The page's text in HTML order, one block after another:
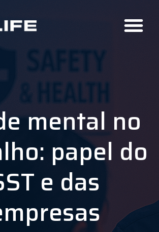
mental no
papel do
e das